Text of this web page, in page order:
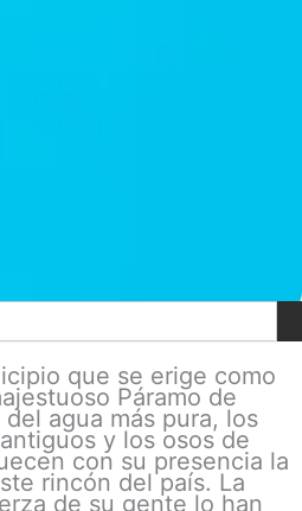
que se erige como
Páramo de
agua más pura, los
y los osos de
con su presencia la
rincón del país. La
de su gente lo han